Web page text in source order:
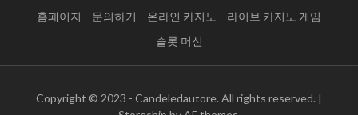
홈페이지 문의하기 온라인 카지노
라이브 카지노 게임
슬롯 머신
Copyright © 2023 - Candeledautore. All rights reserved. |